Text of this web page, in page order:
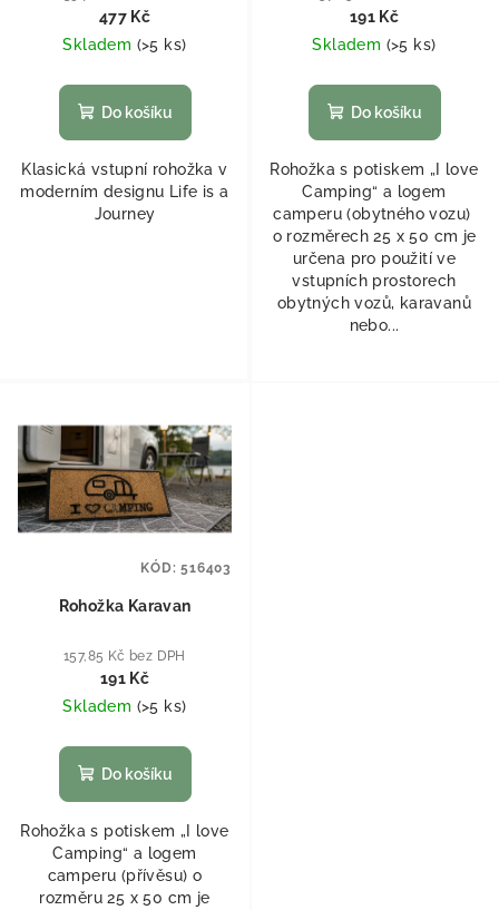
477 Kč
Skladem (>5 ks)
Do košíku
Klasická vstupní rohožka v
moderním designu Life is a
Journey
191 Kč
Skladem (>5 ks)
Do košíku
Rohožka s potiskem „I love
Camping“ a logem
camperu (obytného vozu)
o rozměrech 25 x 50 cm je
určena pro použití ve
vstupních prostorech
obytných vozů, karavanů
nebo...
Rohožka Karavan
157,85 Kč bez DPH
191 Kč
Skladem (>5 ks)
Do košíku
Rohožka s potiskem „I love
Camping“ a logem
camperu (přívěsu) o
rozměru 25 x 50 cm je
KÓD:516403